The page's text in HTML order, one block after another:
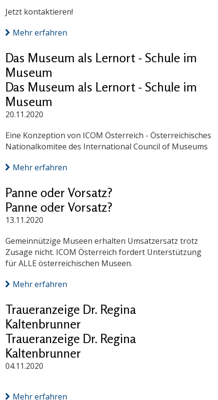
Jetzt kontaktieren!
Mehr erfahren
Das Museum als Lernort - Schule im
Museum
Das Museum als Lernort - Schule im
Museum
20.11.2020
Eine Konzeption von ICOM Österreich - Österreichisches
Nationalkomitee des International Council of Museums
Mehr erfahren
Panne oder Vorsatz?
Panne oder Vorsatz?
13.11.2020
Gemeinnützige Museen erhalten Umsatzersatz trotz
Zusage nicht. ICOM Österreich fordert Unterstützung
für ALLE österreichischen Museen.
Mehr erfahren
Traueranzeige Dr. Regina
Kaltenbrunner
Traueranzeige Dr. Regina
Kaltenbrunner
04.11.2020
Mehr erfahren